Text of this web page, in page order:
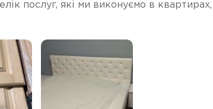
послуг, які ми виконуємо в